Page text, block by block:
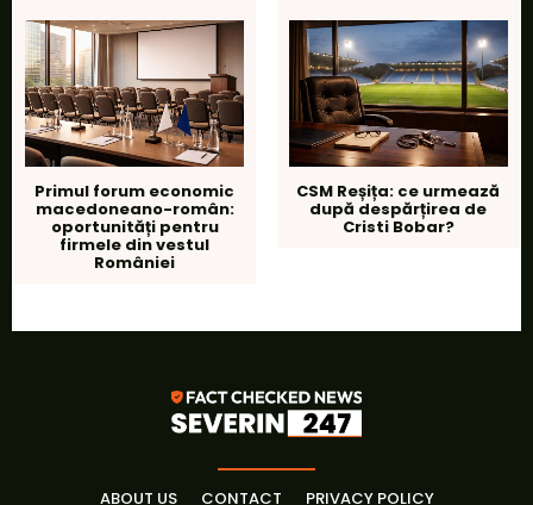
Primul forum economic
macedoneano-român:
oportunități pentru
firmele din vestul
României
CSM Reșița: ce urmează
după despărțirea de
Cristi Bobar?
ABOUT US CONTACT PRIVACY POLICY